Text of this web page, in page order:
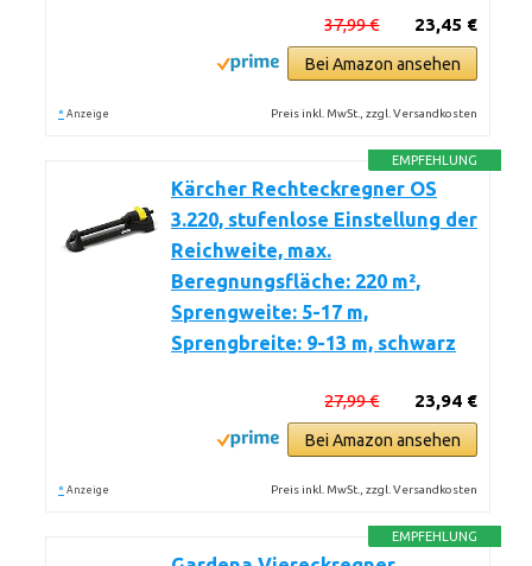
23,45 €
37,99 €
Bei Amazon ansehen
* Anzeige Preis inkl. MwSt., zzgl. Versandkosten
EMPFEHLUNG
Kärcher Rechteckregner OS
3.220, stufenlose Einstellung der
Reichweite, max.
Beregnungsfläche: 220 m²,
Sprengweite: 5-17 m,
Sprengbreite: 9-13 m, schwarz
23,94 €
27,99 €
Bei Amazon ansehen
* Anzeige Preis inkl. MwSt., zzgl. Versandkosten
EMPFEHLUNG